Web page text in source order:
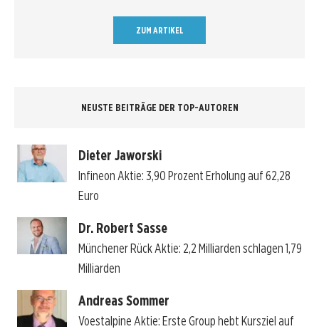
ZUM ARTIKEL
NEUSTE BEITRÄGE DER TOP-AUTOREN
Dieter Jaworski
Infineon Aktie: 3,90 Prozent Erholung auf 62,28
Euro
Dr. Robert Sasse
Münchener Rück Aktie: 2,2 Milliarden schlagen 1,79
Milliarden
Andreas Sommer
Voestalpine Aktie: Erste Group hebt Kursziel auf